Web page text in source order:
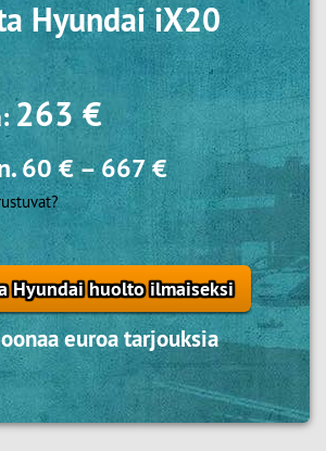
Hyundai iX20
263 €
60 €–667 €
Hyundai huolto ilmaiseksi
euroa tarjouksia